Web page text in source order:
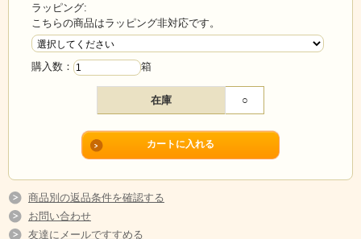
ラッピング:
こちらの商品はラッピング非対応です。
購入数： 箱
在庫 ○
商品別の返品条件を確認する
お問い合わせ
友達にメールですすめる